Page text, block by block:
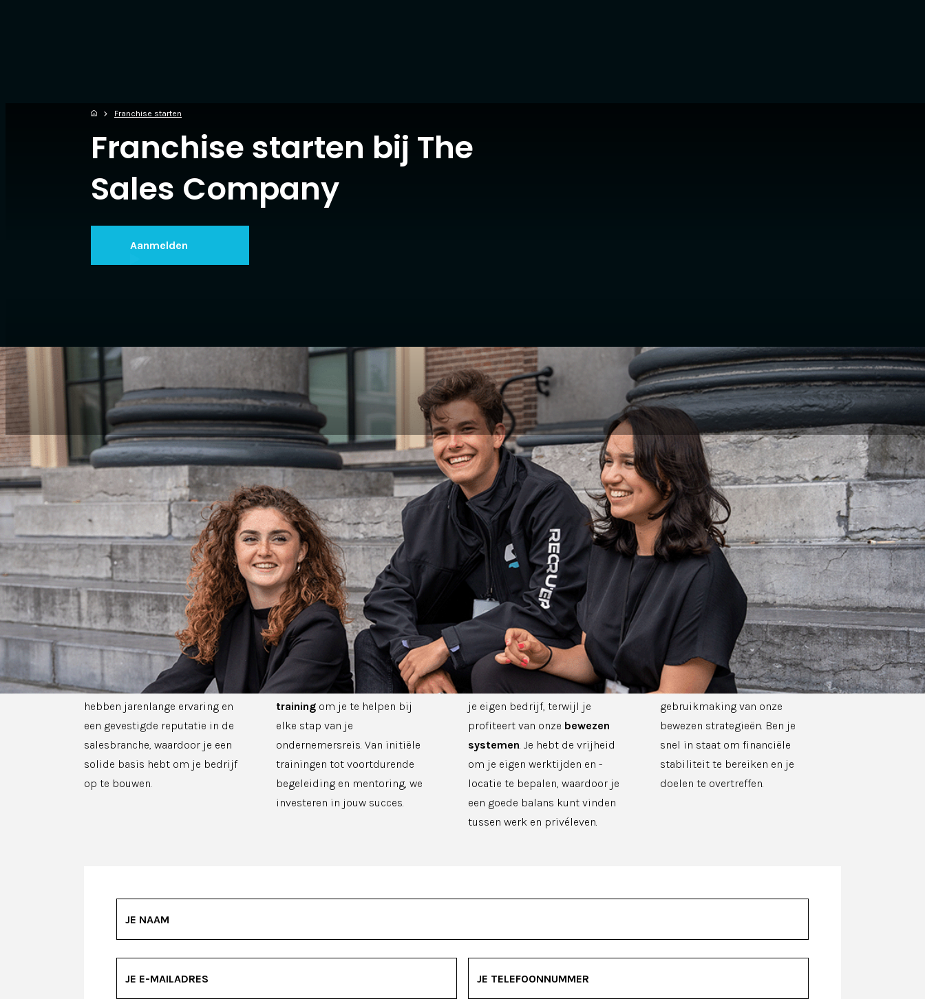
Franchise starten
Franchise starten bij The
Sales Company
Aanmelden
VOOR FRANCHISERS
Welkom bij The Sales Company! Ben je op zoek naar een ondernemende kans in de
sales en wil je je eigen bedrijf starten? Word dan een franchiser bij The Sales
Company en ontdek een wereld van mogelijkheden en succes. Met onze bewezen
franchiseformule en uitgebreide ondersteuning ben je op weg naar financiële
vrijheid en professionele groei.
BEWEZEN
SUCCES
Als franchiser profiteer je van
bewezen bedrijfsmodel en
succesvolle strategieën. We
hebben jarenlange ervaring en
een gevestigde reputatie in de
salesbranche, waardoor je een
solide basis hebt om je bedrijf
op te bouwen.
ONDERSTEUNING
EN TRAINING
Bij The Sales Company sta je er
niet alleen voor. We bieden
uitgebreide
ondersteuning en
training om je te helpen bij
elke stap van je
ondernemersreis. Van initiële
trainingen tot voortdurende
begeleiding en mentoring, we
investeren in jouw succes.
FLEXIBILITEIT
EN VRIJHEID
Als franchiser bij The Sales
Company geniet je van de
voordelen van het hebben van
je eigen bedrijf, terwijl je
profiteert van onze bewezen
systemen. Je hebt de vrijheid
om je eigen werktijden en -
locatie te bepalen, waardoor je
een goede balans kunt vinden
tussen werk en privéleven.
ONBEPERKT
VERDIENPOTENTIEEL
Bij The Sales Company is er
geen plafond op je verdiensten.
Met de juiste inzet en
gebruikmaking van onze
bewezen strategieën. Ben je
snel in staat om financiële
stabiliteit te bereiken en je
doelen te overtreffen.